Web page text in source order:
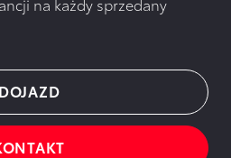
DOJAZD